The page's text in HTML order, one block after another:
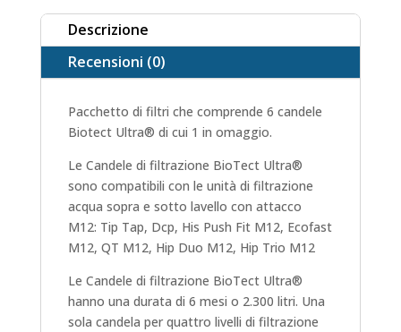
anni
Biotect
Ultra®
quantità
Descrizione
Recensioni (0)
Pacchetto di filtri che comprende 6 candele
Biotect Ultra® di cui 1 in omaggio.
Le Candele di filtrazione BioTect Ultra®
sono compatibili con le unità di filtrazione
acqua sopra e sotto lavello con attacco
M12: Tip Tap, Dcp, His Push Fit M12, Ecofast
M12, QT M12, Hip Duo M12, Hip Trio M12
Le Candele di filtrazione BioTect Ultra®
hanno una durata di 6 mesi o 2.300 litri. Una
sola candela per quattro livelli di filtrazione